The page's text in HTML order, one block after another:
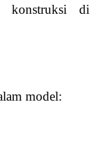
konstruksi di
model: